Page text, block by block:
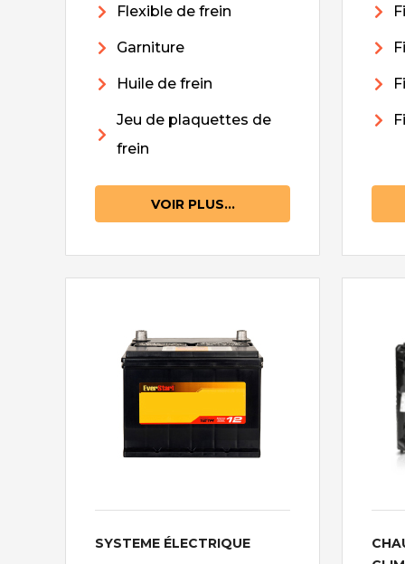
Flexible de frein
Garniture
Huile de frein
Jeu de plaquettes de
frein
VOIR PLUS...
SYSTEME ÉLECTRIQUE